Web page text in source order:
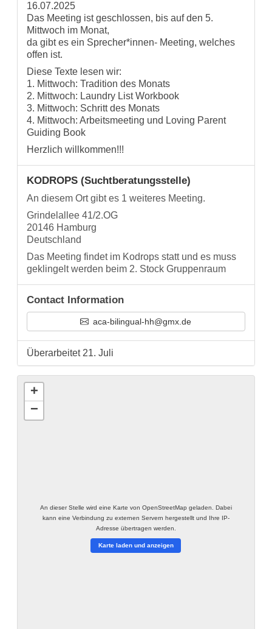
16.07.2025
Das Meeting ist geschlossen, bis auf den 5.
Mittwoch im Monat,
da gibt es ein Sprecher*innen- Meeting, welches
offen ist.
Diese Texte lesen wir:
1. Mittwoch: Tradition des Monats
2. Mittwoch: Laundry List Workbook
3. Mittwoch: Schritt des Monats
4. Mittwoch: Arbeitsmeeting und Loving Parent
Guiding Book
Herzlich willkommen!!!
KODROPS (Suchtberatungsstelle)
An diesem Ort gibt es 1 weiteres Meeting.
Grindelallee 41/2.OG
20146 Hamburg
Deutschland
Das Meeting findet im Kodrops statt und es muss
geklingelt werden beim 2. Stock Gruppenraum
Contact Information
aca-bilingual-hh@gmx.de
Überarbeitet 21. Juli
An dieser Stelle wird eine Karte von OpenStreetMap geladen. Dabei
kann eine Verbindung zu externen Servern hergestellt und Ihre IP-
Adresse übertragen werden.
Karte laden und anzeigen
+
−